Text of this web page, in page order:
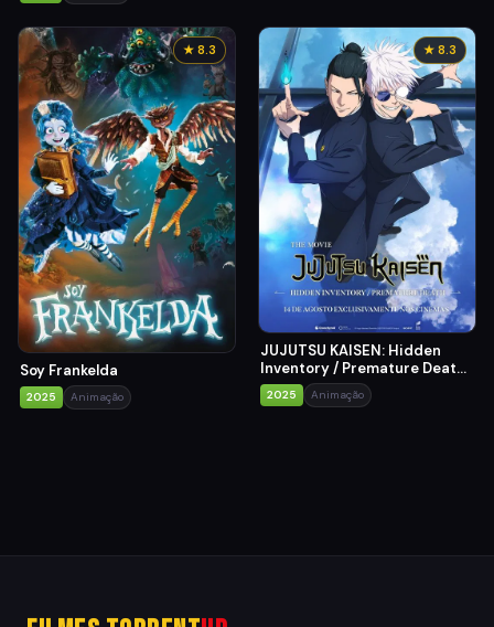
★ 8.3
Soy Frankelda
2025 Animação
★ 8.3
JUJUTSU KAISEN: Hidden
Inventory / Premature Death
- The Movie
2025 Animação